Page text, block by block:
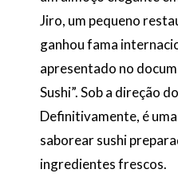
Jiro, um pequeno
ganhou fama
apresentado no
Sushi”. Sob a direção
Definitivamente, é
saborear sushi
ingredientes frescos.